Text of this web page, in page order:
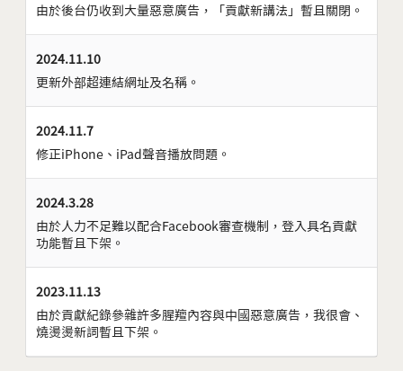
由於後台仍收到大量惡意廣告，「貢獻新講法」暫且關閉。
2024.11.10
更新外部超連結網址及名稱。
2024.11.7
修正iPhone、iPad聲音播放問題。
2024.3.28
由於人力不足難以配合Facebook審查機制，登入具名貢獻
功能暫且下架。
2023.11.13
由於貢獻紀錄參雜許多腥羶內容與中國惡意廣告，我很會、
燒燙燙新詞暫且下架。